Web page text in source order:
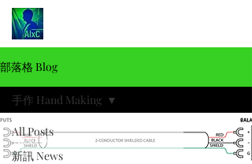
部落格 Blog
All Posts
新訊 News
手作 Hand Making
Alex Chen
2024年11月11日
讀畢需時 9 分鐘